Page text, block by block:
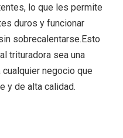
lo que les permite
duros y funcionar
sobrecalentarse.Esto
trituradora sea una
negocio que
y de alta calidad.